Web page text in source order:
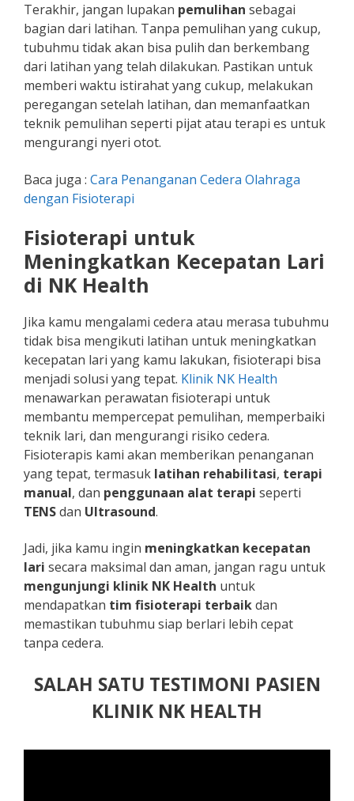
Terakhir, jangan lupakan pemulihan sebagai
bagian dari latihan. Tanpa pemulihan yang cukup,
tubuhmu tidak akan bisa pulih dan berkembang
dari latihan yang telah dilakukan. Pastikan untuk
memberi waktu istirahat yang cukup, melakukan
peregangan setelah latihan, dan memanfaatkan
teknik pemulihan seperti pijat atau terapi es untuk
mengurangi nyeri otot.
Baca juga : Cara Penanganan Cedera Olahraga
dengan Fisioterapi
Fisioterapi untuk
Meningkatkan Kecepatan Lari
di NK Health
Jika kamu mengalami cedera atau merasa tubuhmu
tidak bisa mengikuti latihan untuk meningkatkan
kecepatan lari yang kamu lakukan, fisioterapi bisa
menjadi solusi yang tepat. Klinik NK Health
menawarkan perawatan fisioterapi untuk
membantu mempercepat pemulihan, memperbaiki
teknik lari, dan mengurangi risiko cedera.
Fisioterapis kami akan memberikan penanganan
yang tepat, termasuk latihan rehabilitasi, terapi
manual, dan penggunaan alat terapi seperti
TENSdan Ultrasound.
Jadi, jika kamu ingin meningkatkan kecepatan
lari secara maksimal dan aman, jangan ragu untuk
mengunjungi klinik NK Health untuk
mendapatkan tim fisioterapi terbaikdan
memastikan tubuhmu siap berlari lebih cepat
tanpa cedera.
SALAH SATU TESTIMONI PASIEN
KLINIK NK HEALTH